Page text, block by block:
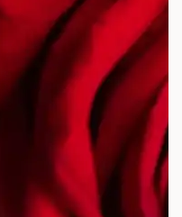
tokom
obično traje 4 do 8